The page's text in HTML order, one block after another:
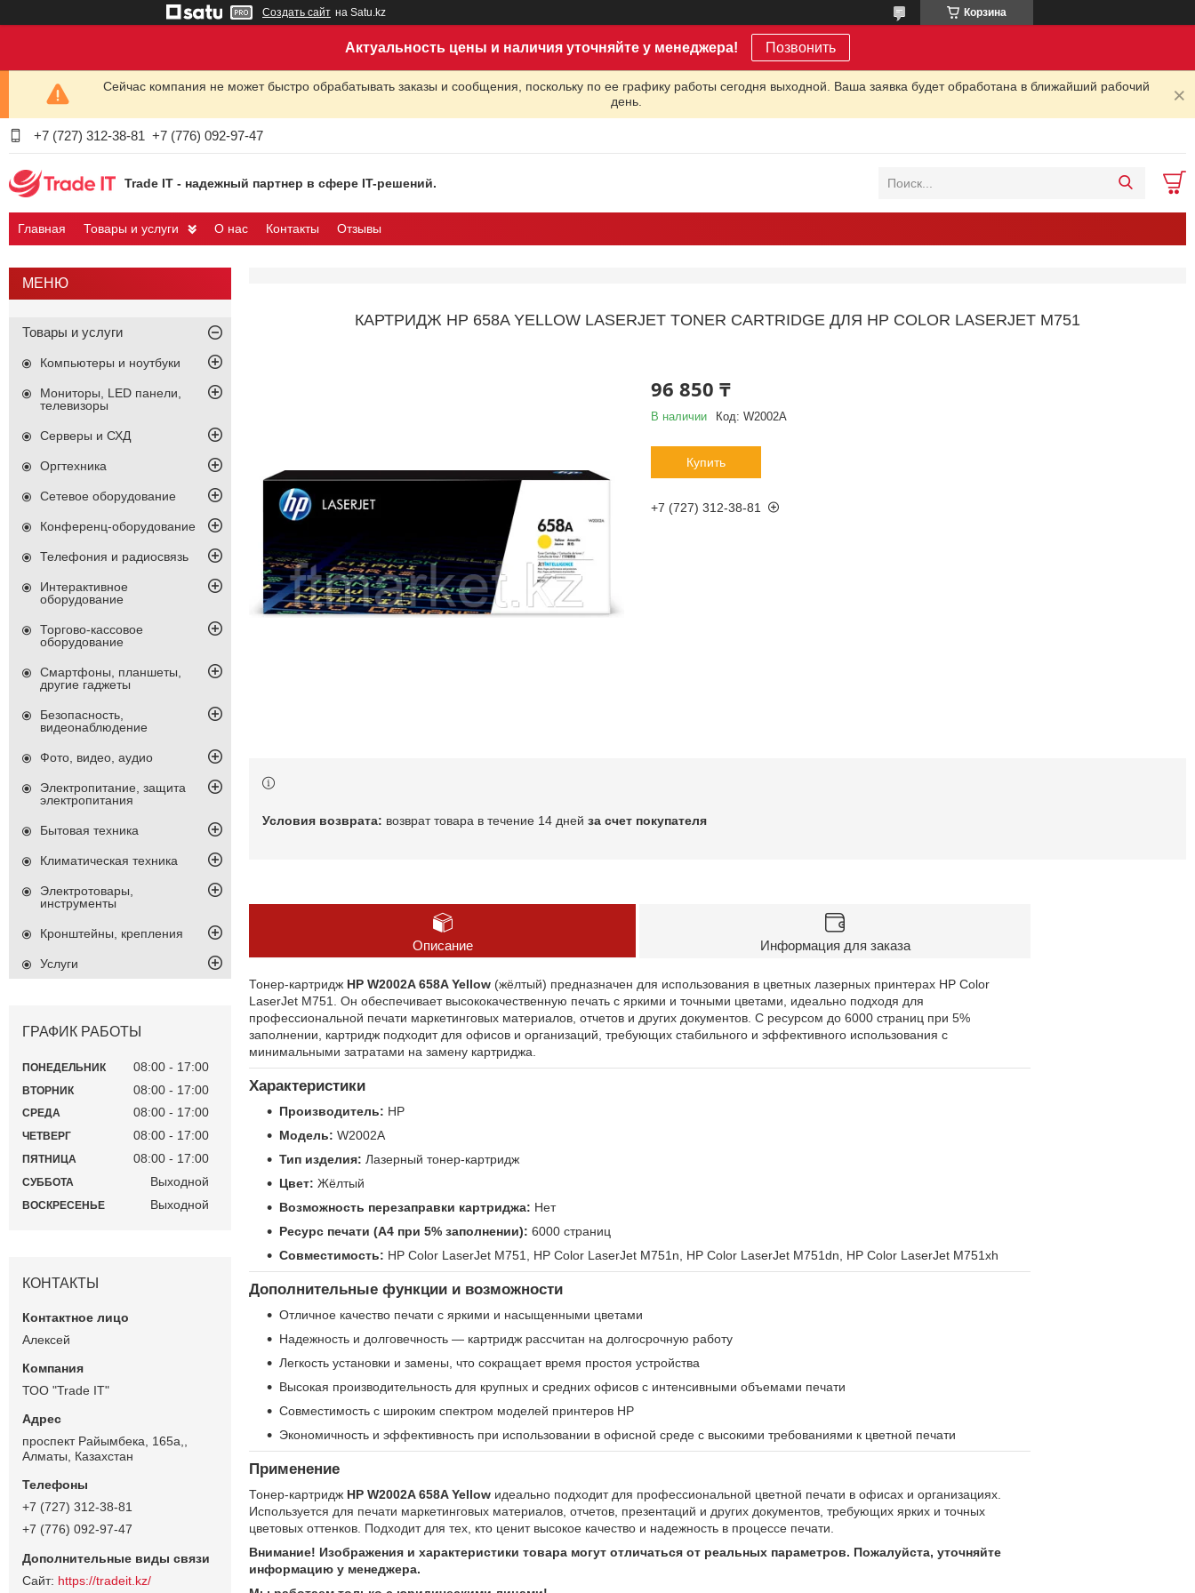
Создать сайт на Satu.kz Корзина
Актуальность цены и наличия уточняйте у менеджера! Позвонить
Сейчас компания не может быстро обрабатывать заказы и сообщения, поскольку по ее графику работы сегодня выходной. Ваша заявка будет обработана в ближайший рабочий
день.
+7 (727) 312-38-81 +7 (776) 092-97-47
Trade IT - надежный партнер в сфере IT-решений.
Главная Товары и услуги О нас Контакты Отзывы
КАРТРИДЖ HP 658A YELLOW LASERJET TONER CARTRIDGE ДЛЯ HP COLOR LASERJET M751
96 850 ₸
В наличии Код: W2002A
Купить
+7 (727) 312-38-81
возврат товара в течение 14 дней за счет покупателя
Описание Информация для заказа
Тонер-картридж HP W2002A 658A Yellow (жёлтый) предназначен для использования в цветных лазерных принтерах HP Color
LaserJet M751. Он обеспечивает высококачественную печать с яркими и точными цветами, идеально подходя для
профессиональной печати маркетинговых материалов, отчетов и других документов. С ресурсом до 6000 страниц при 5%
заполнении, картридж подходит для офисов и организаций, требующих стабильного и эффективного использования с
минимальными затратами на замену картриджа.
Характеристики
Производитель: HP
Модель: W2002A
Тип изделия: Лазерный тонер-картридж
Цвет: Жёлтый
Возможность перезаправки картриджа: Нет
Ресурс печати (А4 при 5% заполнении): 6000 страниц
Совместимость: HP Color LaserJet M751, HP Color LaserJet M751n, HP Color LaserJet M751dn, HP Color LaserJet M751xh
Дополнительные функции и возможности
Отличное качество печати с яркими и насыщенными цветами
Надежность и долговечность — картридж рассчитан на долгосрочную работу
Легкость установки и замены, что сокращает время простоя устройства
Высокая производительность для крупных и средних офисов с интенсивными объемами печати
Совместимость с широким спектром моделей принтеров HP
Экономичность и эффективность при использовании в офисной среде с высокими требованиями к цветной печати
Применение
Тонер-картридж HP W2002A 658A Yellow идеально подходит для профессиональной цветной печати в офисах и организациях.
Используется для печати маркетинговых материалов, отчетов, презентаций и других документов, требующих ярких и точных
цветовых оттенков. Подходит для тех, кто ценит высокое качество и надежность в процессе печати.
Внимание! Изображения и характеристики товара могут отличаться от реальных параметров. Пожалуйста, уточняйте
информацию у менеджера.
Товары и услуги
Компьютеры и ноутбуки
Мониторы, LED панели,
телевизоры
Серверы и СХД
Оргтехника
Сетевое оборудование
Конференц-оборудование
Телефония и радиосвязь
Интерактивное
оборудование
Торгово-кассовое
оборудование
Смартфоны, планшеты,
другие гаджеты
Безопасность,
видеонаблюдение
Фото, видео, аудио
Электропитание, защита
электропитания
Бытовая техника
Климатическая техника
Электротовары,
инструменты
Кронштейны, крепления
Услуги
ГРАФИК РАБОТЫ
ПОНЕДЕЛЬНИК 08:00 17:00
ВТОРНИК 08:00 17:00
СРЕДА 08:00 17:00
ЧЕТВЕРГ 08:00 17:00
ПЯТНИЦА 08:00 17:00
СУББОТА Выходной
ВОСКРЕСЕНЬЕ Выходной
КОНТАКТЫ
Алексей
ТОО "Trade IT"
проспект Райымбека, 165а,,
Алматы, Казахстан
+7 (727) 312-38-81
+7 (776) 092-97-47
https://tradeit.kz/